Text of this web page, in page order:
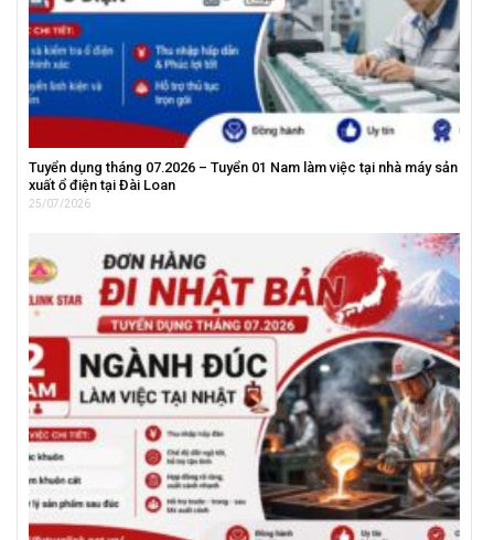
Tuyển dụng tháng 07.2026 – Tuyển 01 Nam làm việc tại nhà máy sản
xuất ổ điện tại Đài Loan
25/07/2026